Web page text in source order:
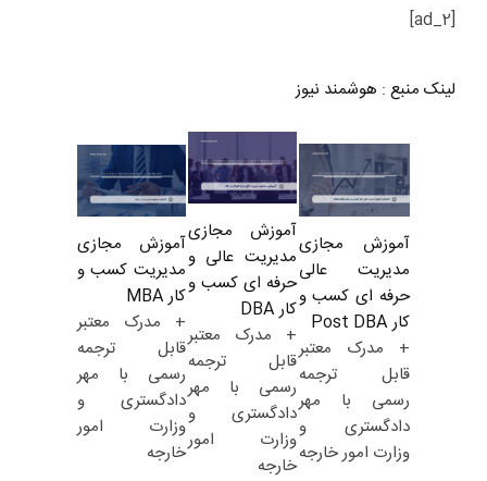
[ad_2]
لینک منبع : هوشمند نیوز
آموزش مجازی
مدیریت عالی
حرفه ای کسب و
کار Post DBA
+ مدرک معتبر
قابل ترجمه
رسمی با مهر
دادگستری و
وزارت امور خارجه
آموزش مجازی
مدیریت عالی و
حرفه ای کسب و
کار DBA
+ مدرک معتبر
قابل ترجمه
رسمی با مهر
دادگستری و
وزارت امور
خارجه
آموزش مجازی
مدیریت کسب و
کار MBA
+ مدرک معتبر
قابل ترجمه
رسمی با مهر
دادگستری و
وزارت امور
خارجه